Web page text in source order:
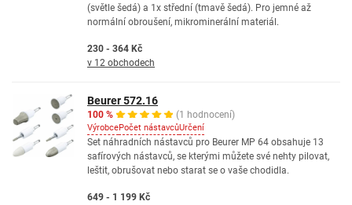
(světle šedá) a 1x střední (tmavě šedá). Pro jemné až
normální obroušení, mikrominerální materiál.
230 - 364 Kč
v 12 obchodech
Beurer 572.16
100 % (1 hodnocení)
VýrobcePočet nástavcůUrčení
Set náhradních nástavců pro Beurer MP 64 obsahuje 13
safírových nástavců, se kterými můžete své nehty pilovat,
leštit, obrušovat nebo starat se o vaše chodidla.
649 - 1 199 Kč